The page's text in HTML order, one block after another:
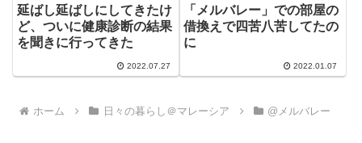
延ばし延ばしにしてきたけ
ど、ついに健康診断の結果
を聞きに行ってきた
2022.07.27
「メルバレー」での部屋の
借換えで四苦八苦してたの
に
2022.01.07
ホーム 日々の暮らし＠マレーシア @メルバレー